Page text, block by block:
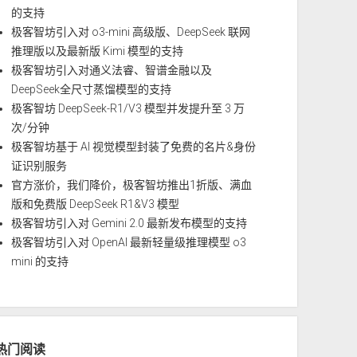
的支持
极客智坊引入对 o3-mini 高级版、DeepSeek 联网
推理版以及最新版 Kimi 模型的支持
极客智坊引入对通义法睿、智谱金融以及
DeepSeek全尺寸蒸馏模型的支持
极客智坊 DeepSeek-R1/V3 模型并发提升至 3 万
次/分钟
极客智坊基于 AI 视觉模型封装了免费的名片&身份
证识别服务
官方涨价，我们降价，极客智坊推出1折版、满血
版和免费版 DeepSeek R1&V3 模型
极客智坊引入对 Gemini 2.0 最新发布模型的支持
极客智坊引入对 OpenAI 最新轻量级推理模型 o3
mini 的支持
门阅读